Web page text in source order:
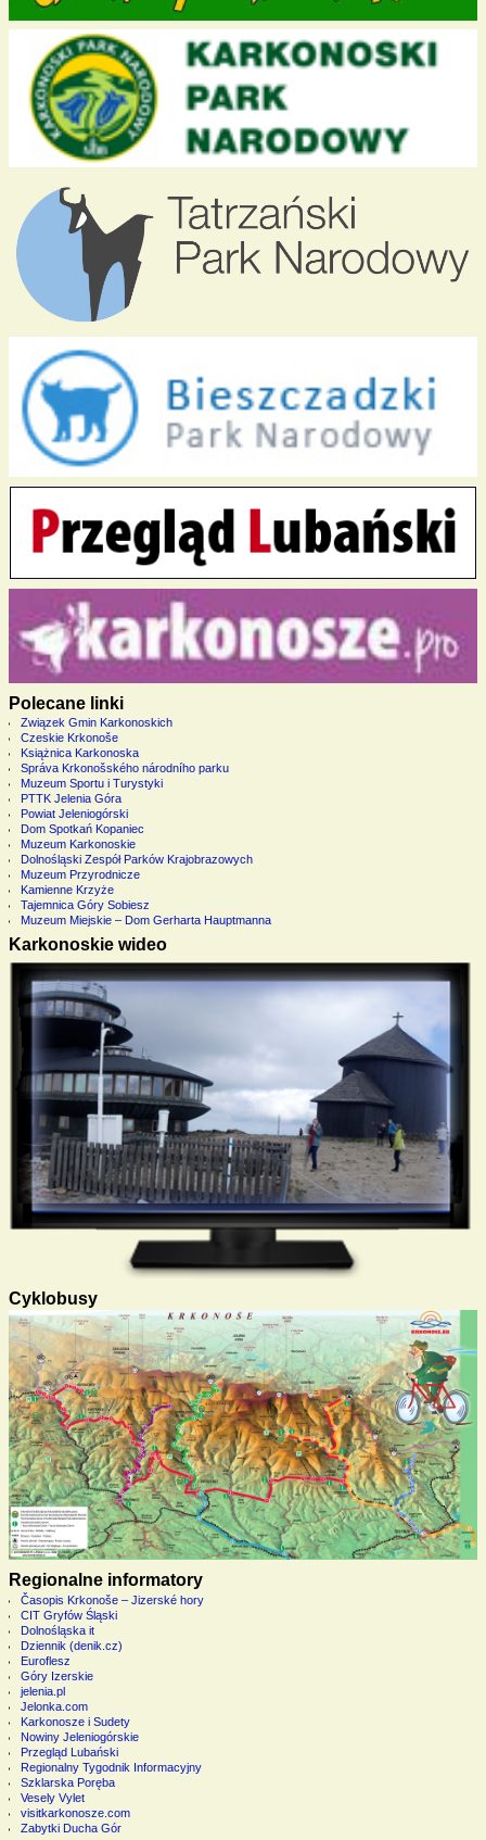
Polecane linki
Związek Gmin Karkonoskich
Czeskie Krkonoše
Książnica Karkonoska
Správa Krkonošského národního parku
Muzeum Sportu i Turystyki
PTTK Jelenia Góra
Powiat Jeleniogórski
Dom Spotkań Kopaniec
Muzeum Karkonoskie
Dolnośląski Zespół Parków Krajobrazowych
Muzeum Przyrodnicze
Kamienne Krzyże
Tajemnica Góry Sobiesz
Muzeum Miejskie – Dom Gerharta Hauptmanna
Karkonoskie wideo
Cyklobusy
Regionalne informatory
Časopis Krkonoše – Jizerské hory
CIT Gryfów Śląski
Dolnośląska it
Dziennik (denik.cz)
Euroflesz
Góry Izerskie
jelenia.pl
Jelonka.com
Karkonosze i Sudety
Nowiny Jeleniogórskie
Przegląd Lubański
Regionalny Tygodnik Informacyjny
Szklarska Poręba
Vesely Vylet
visitkarkonosze.com
Zabytki Ducha Gór